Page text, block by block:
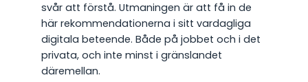
svår att förstå. Utmaningen är att få in de
här rekommendationerna i sitt vardagliga
digitala beteende. Både på jobbet och i det
privata, och inte minst i gränslandet
däremellan.